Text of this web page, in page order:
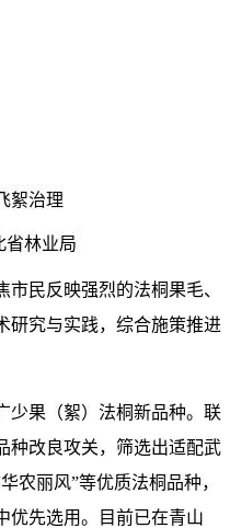
絮治理
省林业局
民反映强烈的法桐果毛、
研究与实践，综合施策推进
少果（絮）法桐新品种。联
种改良攻关，筛选出适配武
农丽风”等优质法桐品种，
优先选用。目前已在青山